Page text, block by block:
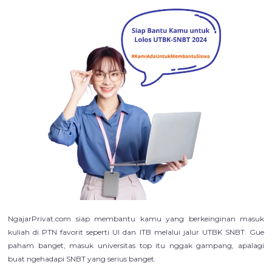
NgajarPrivat.com siap membantu kamu yang berkeinginan masuk
kuliah di PTN favorit seperti UI dan ITB melalui jalur UTBK SNBT. Gue
paham banget, masuk universitas top itu nggak gampang, apalagi
buat ngehadapi SNBT yang serius banget.